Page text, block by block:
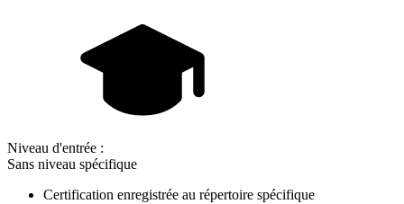
Niveau d'entrée :
Sans niveau spécifique
Certification enregistrée au répertoire spécifique